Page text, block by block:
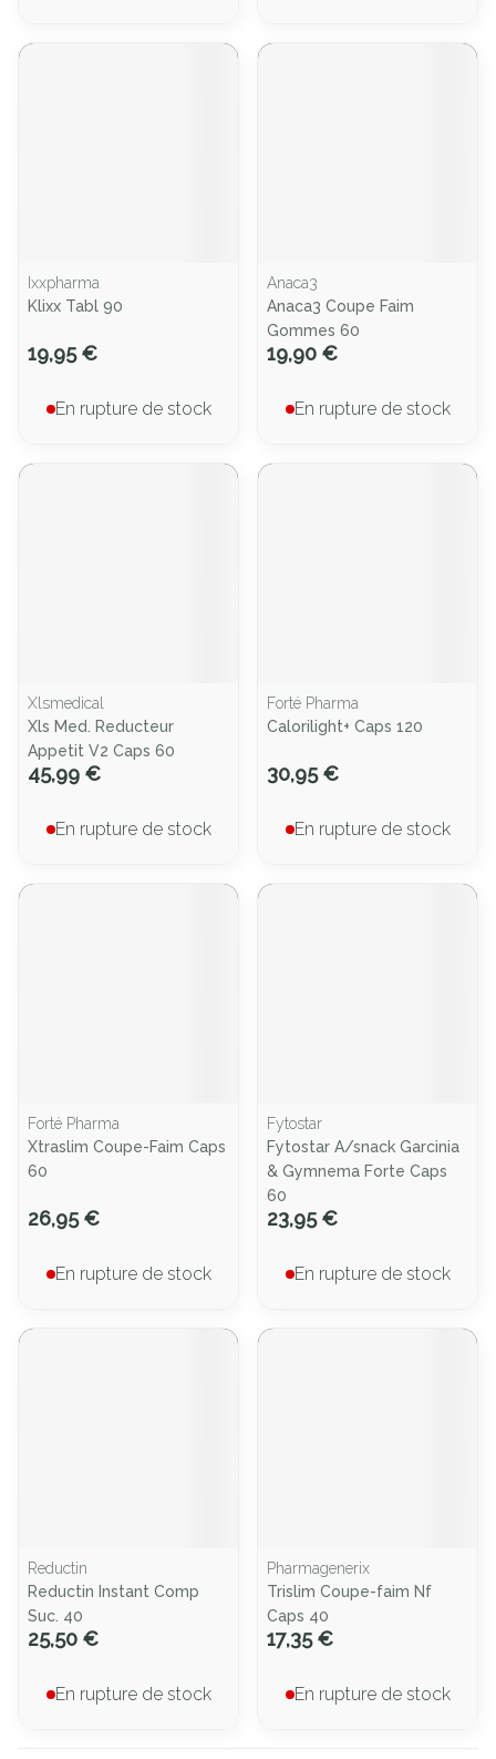
Ixxpharma
Klixx Tabl 90
19,95 €
En rupture de stock
Anaca3
Anaca3 Coupe Faim
Gommes 60
19,90 €
En rupture de stock
Xlsmedical
Xls Med. Reducteur
Appetit V2 Caps 60
45,99 €
En rupture de stock
Forté Pharma
Calorilight+ Caps 120
30,95 €
En rupture de stock
Forté Pharma
Xtraslim Coupe-Faim Caps
60
26,95 €
En rupture de stock
Fytostar
Fytostar A/snack Garcinia
& Gymnema Forte Caps
60
23,95 €
En rupture de stock
Reductin
Reductin Instant Comp
Suc. 40
25,50 €
En rupture de stock
Pharmagenerix
Trislim Coupe-faim Nf
Caps 40
17,35 €
En rupture de stock